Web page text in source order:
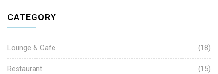
CATEGORY
Lounge & Cafe (18)
Restaurant (15)